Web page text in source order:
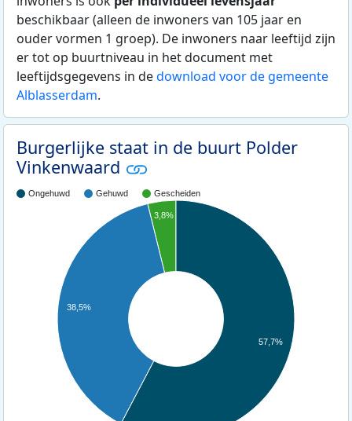
beschikbaar (alleen de inwoners van 105 jaar en
ouder vormen 1 groep). De inwoners naar leeftijd zijn
er tot op buurtniveau in het document met
leeftijdsgegevens in dedownload voor de gemeente
Alblasserdam.
Burgerlijke staat in de buurt Polder
Vinkenwaard
Ongehuwd Gehuwd Gescheiden
3,8%
38,5%
57,7%